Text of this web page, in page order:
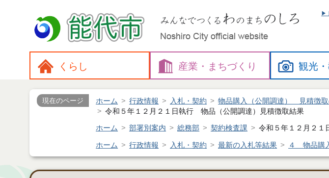
くらし 産業・ まちづくり 観光・
現在のページ ホーム 行政情報 入札・契約 物品購入（公開調達） 見積徴
令和５年１２月２１日執行 物品（公開調達）見積徴取結果
ホーム 部署別案内 総務部 契約検査課 令和５年１２月２
ホーム 行政情報 入札・契約 最新の入札等結果 ４ 物品購